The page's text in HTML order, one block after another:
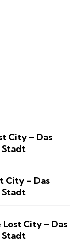
City – Das
City – Das
Lost City – Das